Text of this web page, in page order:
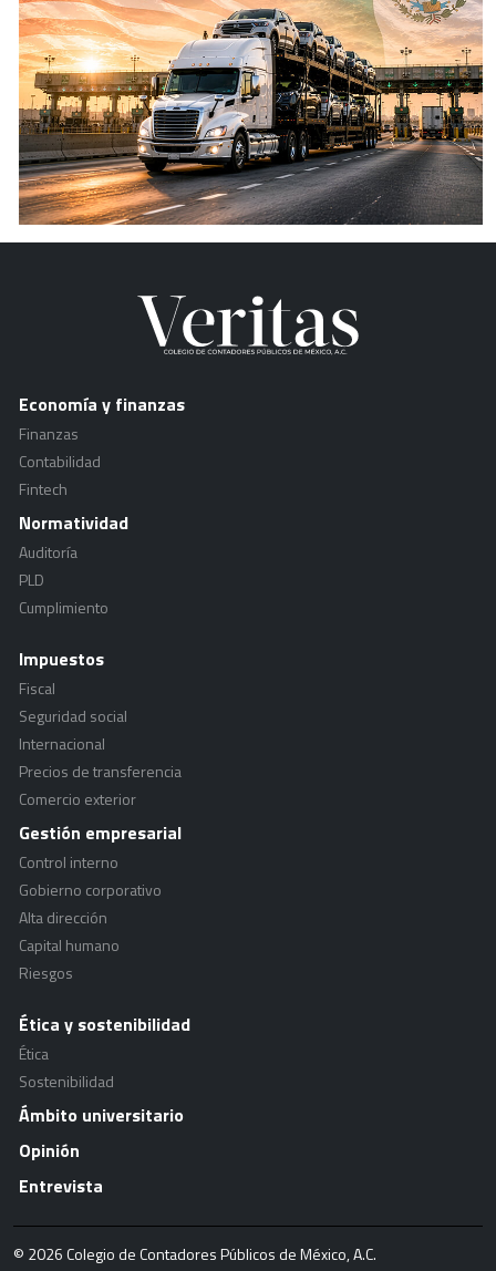
Economía y finanzas
Finanzas
Contabilidad
Fintech
Normatividad
Auditoría
PLD
Cumplimiento
Impuestos
Fiscal
Seguridad social
Internacional
Precios de transferencia
Comercio exterior
Gestión empresarial
Control interno
Gobierno corporativo
Alta dirección
Capital humano
Riesgos
Ética y sostenibilidad
Ética
Sostenibilidad
Ámbito universitario
Opinión
Entrevista
© 2026 Colegio de Contadores Públicos de México, A.C.